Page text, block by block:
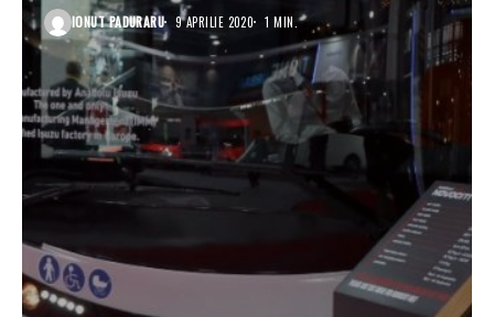
IONUT PADURARU 9 APRILIE 2020 1 MIN.